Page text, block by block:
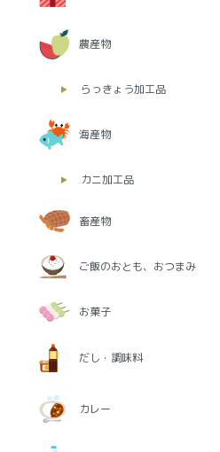
農産物
らっきょう加工品
海産物
カニ加工品
畜産物
ご飯のおとも、おつまみ
お菓子
だし・調味料
カレー